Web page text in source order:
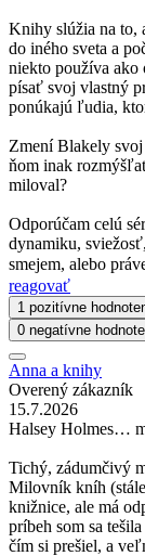
Knihy slúžia na to,
do iného sveta a
niekto používa ako
písať svoj vlastný
ponúkajú ľudia,
Zmení Blakely svoj
ňom inak
miloval?
Odporúčam celú
dynamiku,
smejem, alebo
reagovať
1 pozitívne
0 negatívne
Anna a knihy
Overený zákazník
15.7.2026
Halsey Holmes…
Tichý, zádumčivý
Milovník kníh
knižnice, ale má
príbeh som sa
čím si prešiel, a